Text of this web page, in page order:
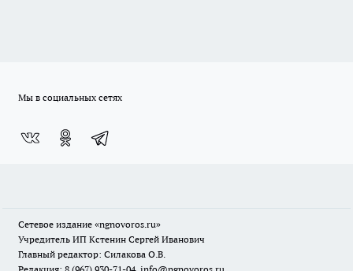
Мы в социальных сетях
Сетевое издание «ngnovoros.ru»
Учредитель ИП Кстенин Сергей Иванович
Главный редактор: Силакова О.В.